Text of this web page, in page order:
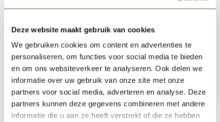
Deze website maakt gebruik van cookies
We gebruiken cookies om content en advertenties te
personaliseren, om functies voor social media te bieden
en om ons websiteverkeer te analyseren. Ook delen we
informatie over uw gebruik van onze site met onze
partners voor social media, adverteren en analyse. Deze
partners kunnen deze gegevens combineren met andere
informatie die u aan ze heeft verstrekt of die ze hebben
Brown Engine Soot Engine Effects Weathering Effects -
40ml - 73818
€6,02
Niet op voorraad